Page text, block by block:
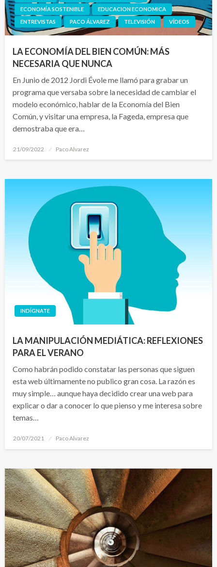
ECONOMÍA SOSTENIBLE
EDUCACION ECONOMICA
ENTREVISTAS
PACO ÁLVAREZ TELEVISIÓN VÍDEOS
LA ECONOMÍA DEL BIEN COMÚN: MÁS
NECESARIA QUE NUNCA
En Junio de 2012 Jordi Évole me llamó para grabar un
programa que versaba sobre la necesidad de cambiar el
modelo económico, hablar de la Economía del Bien
Común, y visitar una empresa, la Fageda, empresa que
demostraba que era…
Publicado
21/09/2022 Paco Alvarez
INDÍGNATE
LA MANIPULACIÓN MEDIÁTICA: REFLEXIONES
PARA EL VERANO
Como habrán podido constatar las personas que siguen
esta web últimamente no publico gran cosa. La razón es
muy simple… aunque haya decidido crear una web para
explicar o dar a conocer lo que pienso y me interesa sobre
temas…
Publicado
20/07/2021 Paco Alvarez